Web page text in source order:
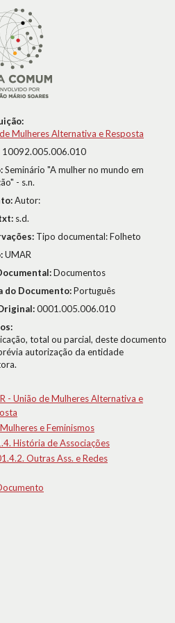
Mulheres Alternativa e Resposta
10092.005.006.010
Seminário "A mulher no mundo em
- s.n.
Autor:
s.d.
Tipo documental: Folheto
UMAR
Documentos
do Documento:Português
0001.005.006.010
total ou parcial, deste documento
autorização da entidade
- União de Mulheres Alternativa e
e Feminismos
História de Associações
Outras Ass. e Redes